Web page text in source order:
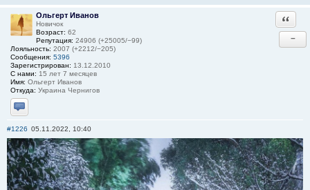
Ольгерт Иванов
Новичок
Возраст: 62
Репутация: 24906 (+25005/−99)
Лояльность: 2007 (+2212/−205)
Сообщения: 5396
Зарегистрирован: 13.12.2010
С нами: 15 лет 7 месяцев
Имя: Ольгерт Иванов
Откуда: Украина Чернигов
Отправить личное сообщение
−
#1226 05.11.2022, 10:40